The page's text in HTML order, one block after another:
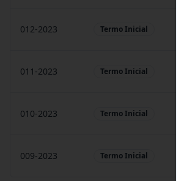
012-2023 Termo Inicial
011-2023 Termo Inicial
010-2023 Termo Inicial
009-2023 Termo Inicial